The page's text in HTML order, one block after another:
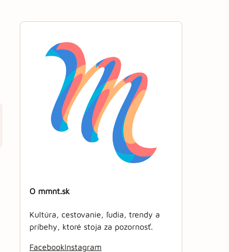
O mmnt.sk
Kultúra, cestovanie, ľudia, trendy a
príbehy, ktoré stoja za pozornosť.
FacebookInstagram